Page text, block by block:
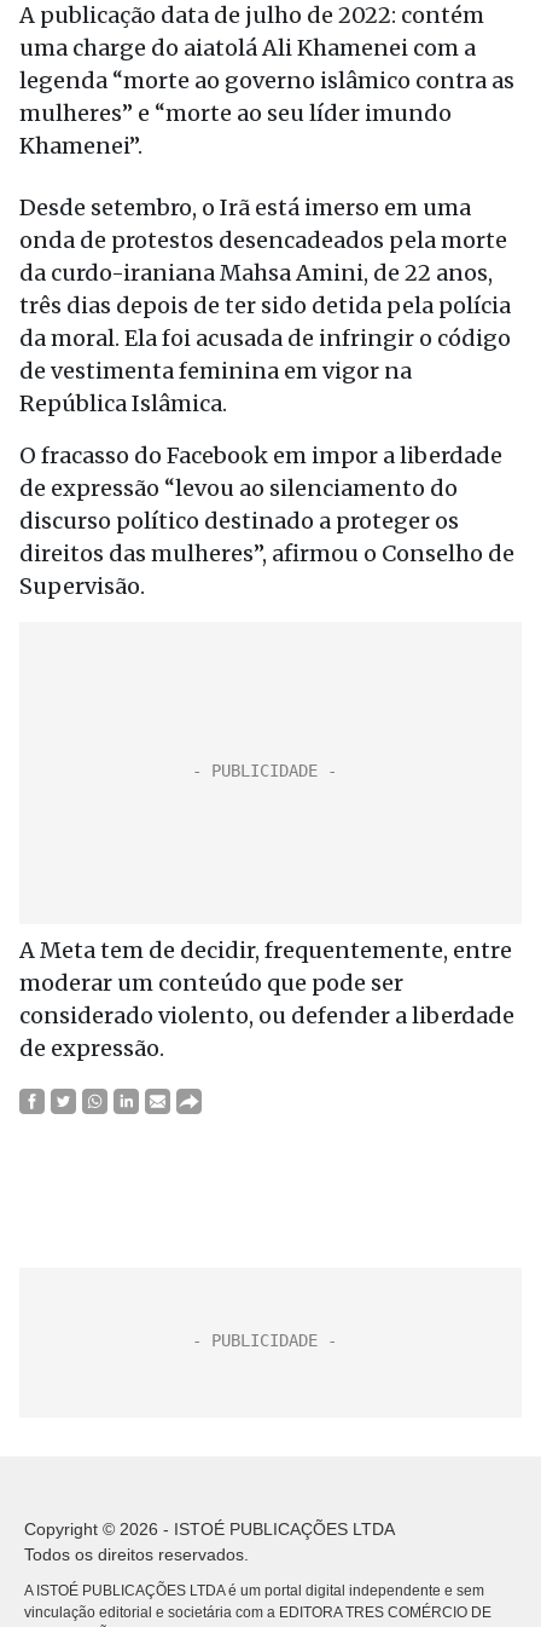
A publicação data de julho de 2022: contém
uma charge do aiatolá Ali Khamenei com a
legenda “morte ao governo islâmico contra as
mulheres” e “morte ao seu líder imundo
Khamenei”.
Desde setembro, o Irã está imerso em uma
onda de protestos desencadeados pela morte
da curdo-iraniana Mahsa Amini, de 22 anos,
três dias depois de ter sido detida pela polícia
da moral. Ela foi acusada de infringir o código
de vestimenta feminina em vigor na
República Islâmica.
O fracasso do Facebook em impor a liberdade
de expressão “levou ao silenciamento do
discurso político destinado a proteger os
direitos das mulheres”, afirmou o Conselho de
Supervisão.
A Meta tem de decidir, frequentemente, entre
moderar um conteúdo que pode ser
considerado violento, ou defender a liberdade
de expressão.
Copyright © 2026 - ISTOÉ PUBLICAÇÕES LTDA
Todos os direitos reservados.
A ISTOÉ PUBLICAÇÕES LTDA é um portal digital independente e sem
vinculação editorial e societária com a EDITORA TRES COMÉRCIO DE